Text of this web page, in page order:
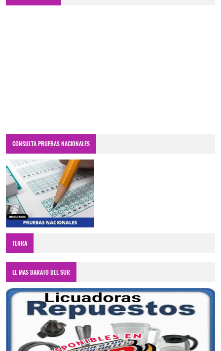
CONSULTA PRUEBAS NACIONALES
TERRA
EL MAS BARATO DEL SUR